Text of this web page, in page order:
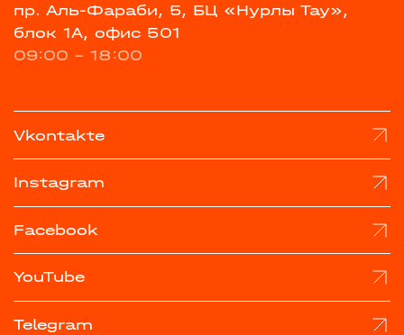
пр. Аль-Фараби, 5, БЦ «Нурлы Тау»,
блок 1А, офис 501
09:00 - 18:00
Vkontakte
Instagram
Facebook
YouTube
Telegram